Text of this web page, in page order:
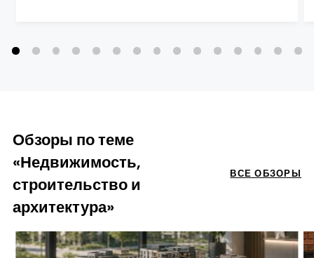
Обзоры по теме
«Недвижимость,
строительство и
архитектура»
ВСЕ ОБЗОРЫ